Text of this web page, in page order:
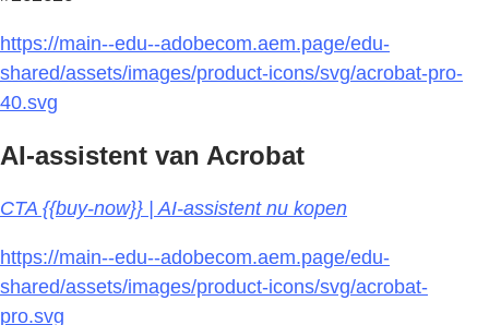
https://main--edu--adobecom.aem.page/edu-
shared/assets/images/product-icons/svg/acrobat-pro-
40.svg
AI-assistent van Acrobat
CTA {{buy-now}} | AI-assistent nu kopen
https://main--edu--adobecom.aem.page/edu-
shared/assets/images/product-icons/svg/acrobat-
pro.svg